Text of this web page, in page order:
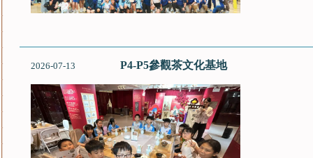
2026-07-13 P4-P5參觀茶文化基地